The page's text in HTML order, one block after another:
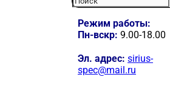
Режим работы:
Пн-вскр: 9.00-18.00
Эл. адрес: sirius-
spec@mail.ru